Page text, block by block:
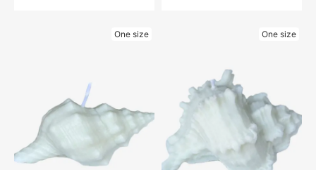
One size One size